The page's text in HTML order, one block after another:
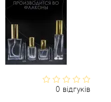
0 відгуків